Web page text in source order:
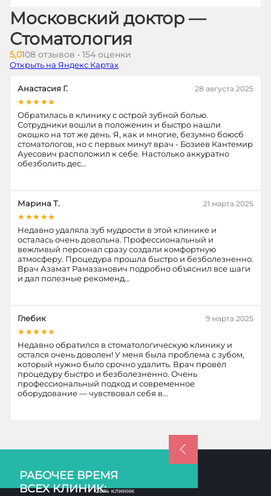
Московский доктор —
Стоматология
5,0108 отзывов • 154 оценки
Открыть на Яндекс Картах
Анастасия Г. 28 августа 2025
★★★★★
Обратилась в клинику с острой зубной болью.
Сотрудники вошли в положенин и быстро нашли
окошко на тот же день. Я, как и многие, безумно боюсб
стоматологов, но с первых минут врач - Бозиев Кантемир
Ауесович расположил к себе. Настолько аккуратно
обезболить дес…
Марина Т. 21 марта 2025
★★★★★
Недавно удаляла зуб мудрости в этой клинике и
осталась очень довольна. Профессиональный и
вежливый персонал сразу создали комфортную
атмосферу. Процедура прошла быстро и безболезненно.
Врач Азамат Рамазанович подробно объяснил все шаги
и дал полезные рекоменд…
Глебик 9 марта 2025
★★★★★
Недавно обратился в стоматологическую клинику и
остался очень доволен! У меня была проблема с зубом,
который нужно было срочно удалить. Врач провёл
процедуру быстро и безболезненно. Очень
профессиональный подход и современное
оборудование — чувствовал себя в…
РАБОЧЕЕ ВРЕМЯ
ВСЕХ КЛИНИК: